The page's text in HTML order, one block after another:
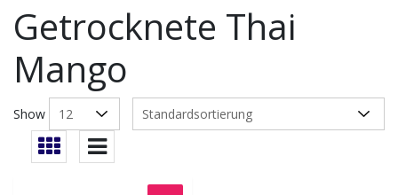
Getrocknete Thai
Mango
Show